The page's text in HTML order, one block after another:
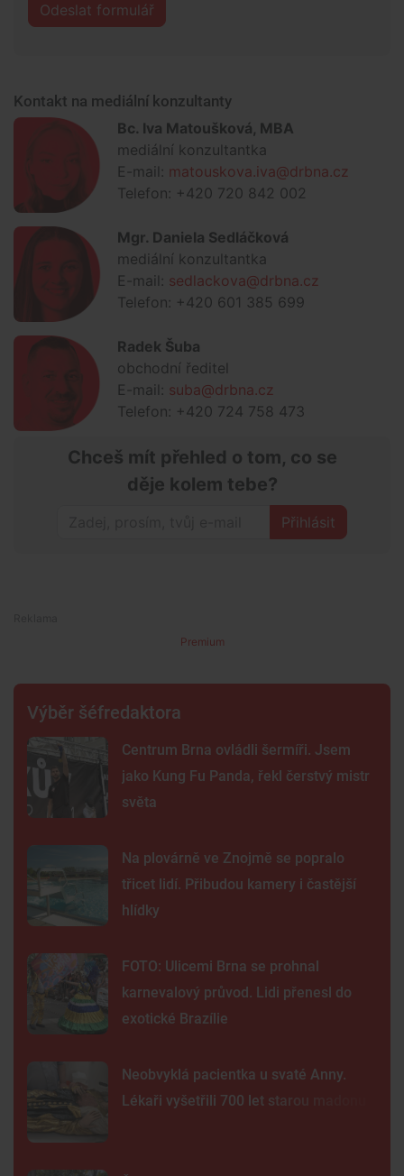
Odeslat formulář
Kontakt na mediální konzultanty
Bc. Iva Matoušková, MBA
mediální konzultantka
E-mail: matouskova.iva@drbna.cz
Telefon: +420 720 842 002
Mgr. Daniela Sedláčková
mediální konzultantka
E-mail: sedlackova@drbna.cz
Telefon: +420 601 385 699
Radek Šuba
obchodní ředitel
E-mail: suba@drbna.cz
Telefon: +420 724 758 473
Chceš mít přehled o tom, co se
děje kolem tebe?
Přihlásit
Premium
Výběr šéfredaktora
Centrum Brna ovládli šermíři. Jsem
jako Kung Fu Panda, řekl čerstvý mistr
světa
Na plovárně ve Znojmě se popralo
třicet lidí. Přibudou kamery i častější
hlídky
FOTO: Ulicemi Brna se prohnal
karnevalový průvod. Lidi přenesl do
exotické Brazílie
Neobvyklá pacientka u svaté Anny.
Lékaři vyšetřili 700 let starou madonu